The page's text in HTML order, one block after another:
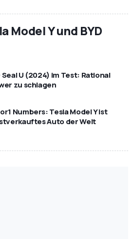
Model Y und BYD
Seal U (2024) im Test: Rational
zu schlagen
Numbers: Tesla Model Y ist
Auto der Welt